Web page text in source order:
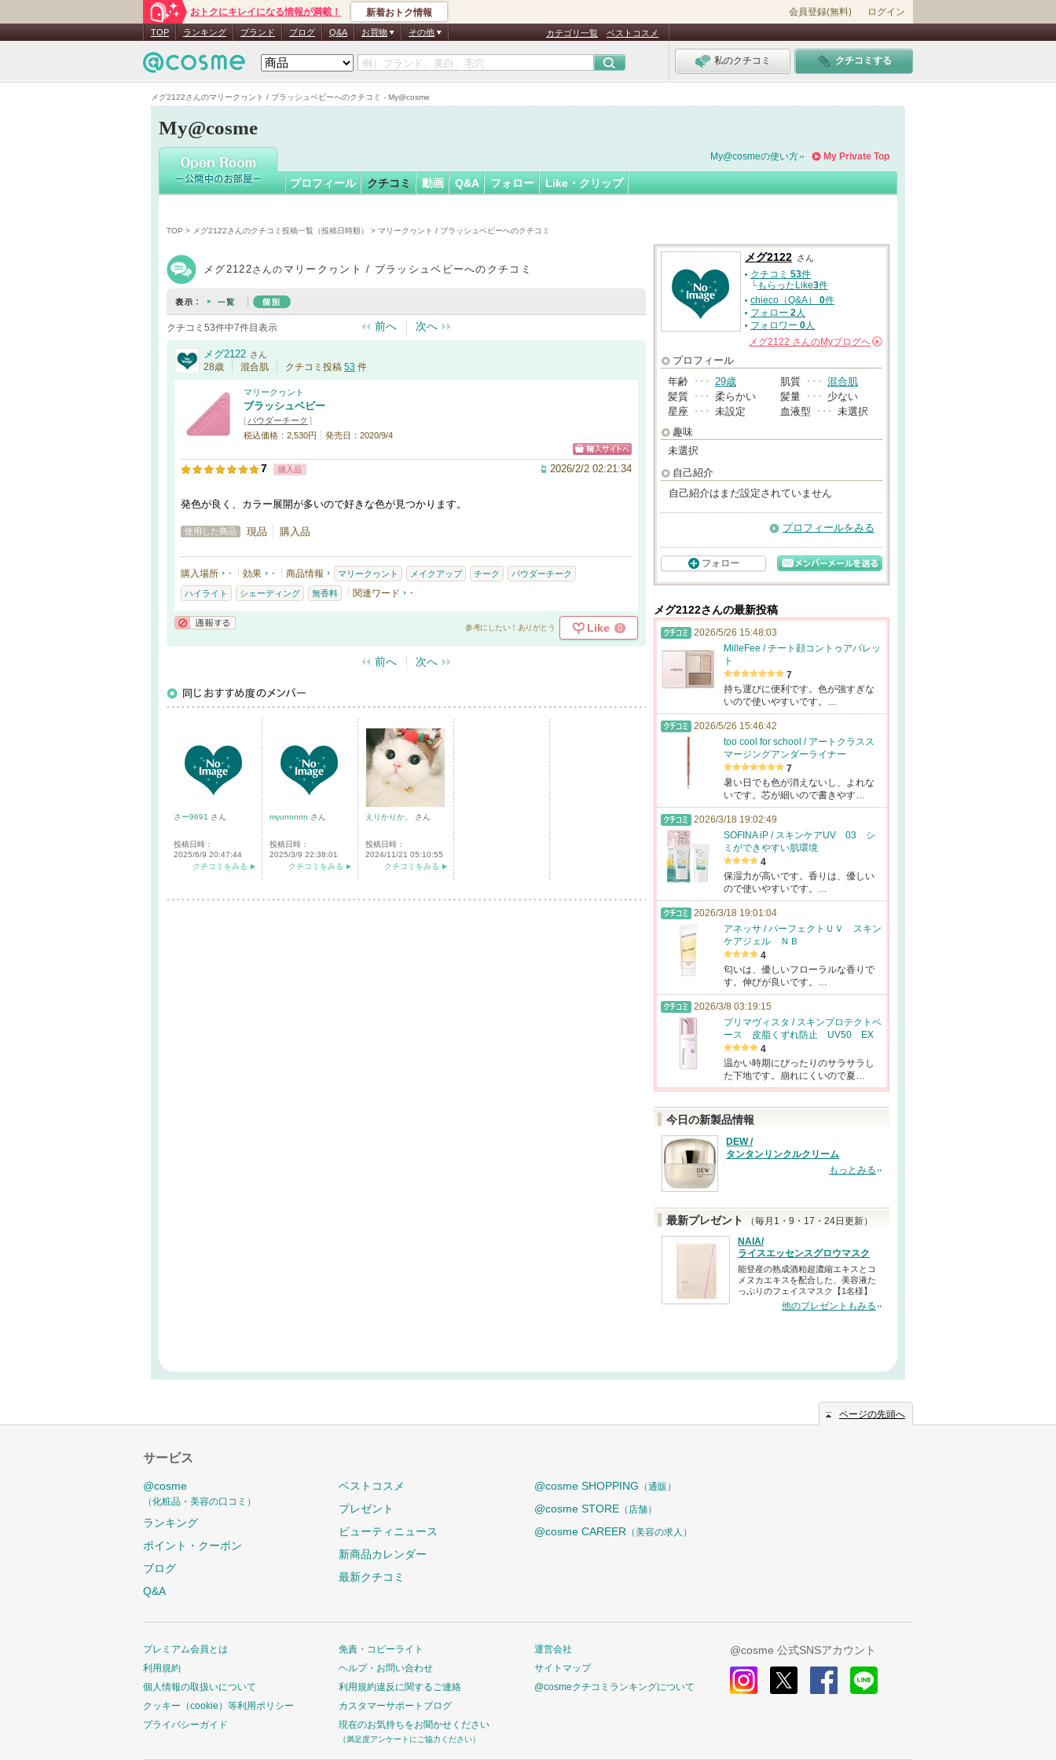
メグ2122さんのマリークヮント / ブラッシュベビーへのクチコミ - My@cosme
おトクにキレイになる情報が満載！ 新着おトク情報 会員登録(無料) ログイン
TOP ランキング ブランド ブログ Q&A お買物 その他 カテゴリ一覧 ベストコスメ
私のクチコミ クチコミする
My@cosme
メグ2122さん
My Private Top
My@cosmeの使い方
プロフィール クチコミ 動画 Q&A フォロー Like・クリップ
TOP > メグ2122さんのクチコミ投稿一覧（投稿日時順） > マリークヮント / ブラッシュベビーへのクチコミ
メグ2122さんの マリークヮント / ブラッシュベビーへのクチコミ
クチコミ53件中7件目表示 前へ 次へ
メグ2122 さん
28歳 混合肌 クチコミ投稿 53 件
マリークヮント
ブラッシュベビー
[ パウダーチーク ]
税込価格：2,530円
発売日：2020/9/4
7 購入品 2026/2/2 02:21:34
発色が良く、カラー展開が多いので好きな色が見つかります。
使用した商品 現品 購入品
購入場所 - 効果 - 商品情報 マリークヮント メイクアップ チーク パウダーチーク
ハイライト シェーディング 無香料 関連ワード -
参考にしたい！ありがとう Like 0
前へ 次へ
さー9691 さん
投稿日時：
2025/6/9 20:47:44
クチコミをみる
myunnnnn さん
投稿日時：
2025/3/9 22:38:01
クチコミをみる
えりかりか。 さん
投稿日時：
2024/11/21 05:10:55
クチコミをみる
メグ2122 さん
クチコミ 53件
└もらったLike3件
chieco（Q&A） 0件
フォロー 2人
フォロワー 0人
メグ2122 さんのMyブログへ
プロフィール
年齢 ･･･ 29歳 肌質 ･･･ 混合肌
髪質 ･･･ 柔らかい 髪量 ･･･
少ない
星座 ･･･ 未設定 血液型 ･･･ 未選択
趣味
未選択
自己紹介
自己紹介はまだ設定されていません
プロフィールをみる
フォロー
メグ2122さんの最新投稿
2026/5/26 15:48:03
MilleFee / チート顔コントゥアパレッ
ト
7
持ち運びに便利です。色が強すぎな
いので使いやすいです。…
2026/5/26 15:46:42
too cool for school / アートクラスス
マージングアンダーライナー
7
暑い日でも色が消えないし、よれな
いです。芯が細いので書きやす…
2026/3/18 19:02:49
SOFINA iP / スキンケアUV 03 シ
ミができやすい肌環境
4
保湿力が高いです。香りは、優しい
ので使いやすいです。…
2026/3/18 19:01:04
アネッサ / パーフェクトＵＶ スキン
ケアジェル ＮＢ
4
匂いは、優しいフローラルな香りで
す。伸びが良いです。…
2026/3/8 03:19:15
プリマヴィスタ / スキンプロテクトベ
ース 皮脂くずれ防止 UV50 EX
4
温かい時期にぴったりのサラサラし
た下地です。崩れにくいので夏…
今日の新製品情報
DEW /
タンタンリンクルクリーム
もっとみる
最新プレゼント
（毎月1・9・17・24日更新）
NAIA/
ライスエッセンスグロウマスク
能登産の熟成酒粕超濃縮エキスとコ
メヌカエキスを配合した、美容液た
っぷりのフェイスマスク【1名様】
他のプレゼントもみる
ページの先頭へ
サービス
@cosme
（化粧品・美容の口コミ）
ランキング
ポイント・クーポン
ブログ
Q&A
ベストコスメ
プレゼント
ビューティニュース
新商品カレンダー
最新クチコミ
@cosme SHOPPING （通販）
@cosme STORE （店舗）
@cosme CAREER （美容の求人）
プレミアム会員とは
利用規約
個人情報の取扱いについて
クッキー（cookie）等利用ポリシー
プライバシーガイド
免責・コピーライト
ヘルプ・お問い合わせ
利用規約違反に関するご連絡
カスタマーサポートブログ
現在のお気持ちをお聞かせください
（満足度アンケートにご協力ください）
運営会社
サイトマップ
@cosmeクチコミランキングについて
@cosme 公式SNSアカウント